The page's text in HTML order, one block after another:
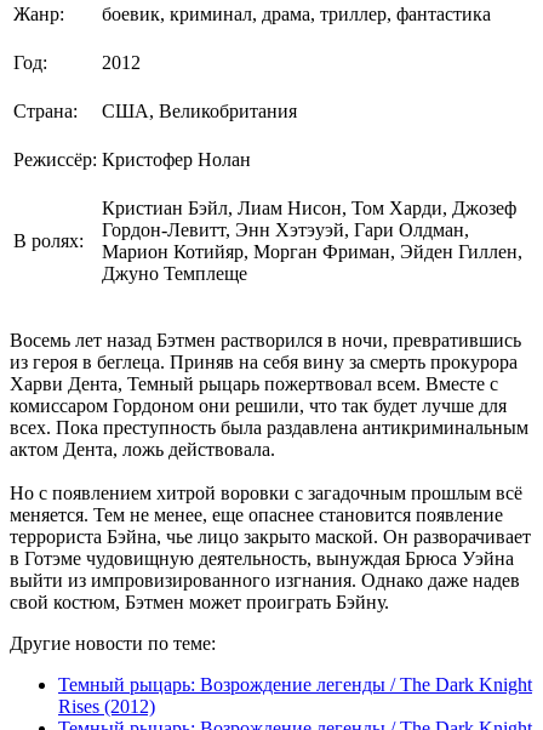
Жанр: боевик, криминал, драма, триллер, фантастика
Год: 2012
Страна: США, Великобритания
Режиссёр: Кристофер Нолан
В ролях:
Кристиан Бэйл, Лиам Нисон, Том Харди, Джозеф
Гордон-Левитт, Энн Хэтэуэй, Гари Олдман,
Марион Котийяр, Морган Фриман, Эйден Гиллен,
Джуно Темплеще
Восемь лет назад Бэтмен растворился в ночи, превратившись
из героя в беглеца. Приняв на себя вину за смерть прокурора
Харви Дента, Темный рыцарь пожертвовал всем. Вместе с
комиссаром Гордоном они решили, что так будет лучше для
всех. Пока преступность была раздавлена антикриминальным
актом Дента, ложь действовала.
Но с появлением хитрой воровки с загадочным прошлым всё
меняется. Тем не менее, еще опаснее становится появление
террориста Бэйна, чье лицо закрыто маской. Он разворачивает
в Готэме чудовищную деятельность, вынуждая Брюса Уэйна
выйти из импровизированного изгнания. Однако даже надев
свой костюм, Бэтмен может проиграть Бэйну.
Другие новости по теме:
Темный рыцарь: Возрождение легенды / The Dark Knight
Rises (2012)